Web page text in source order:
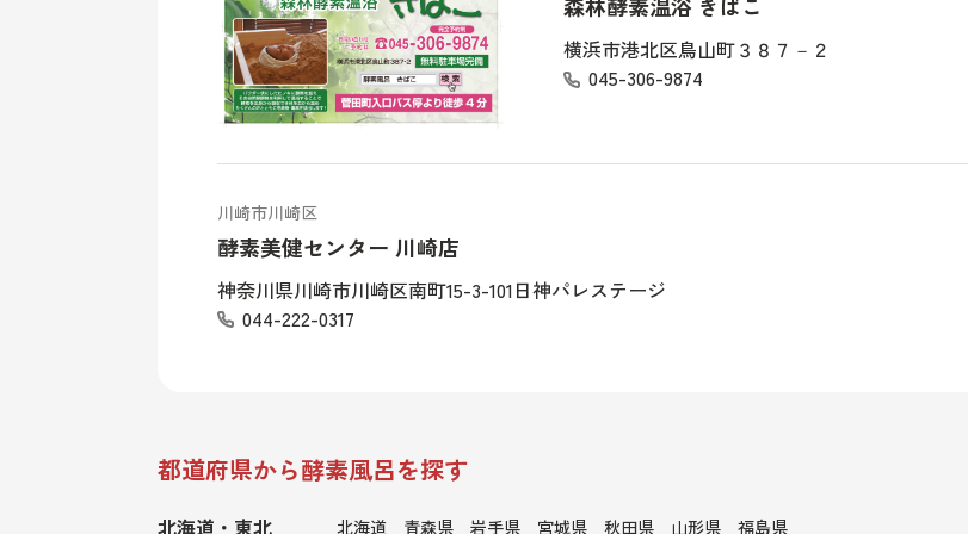
森林酵素温浴 きばこ
横浜市港北区鳥山町３８７－２
045-306-9874
川崎市川崎区
酵素美健センター 川崎店
神奈川県川崎市川崎区南町15-3-101日神パレステージ
044-222-0317
都道府県から酵素風呂を探す
北海道・東北 北海道 青森県 岩手県 宮城県 秋田県 山形県 福島県